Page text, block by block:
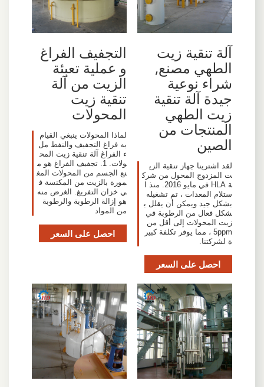
آلة تنقية زيت
الطهي مصنع,
شراء نوعية
جيدة آلة تنقية
زيت الطهي
المنتجات من
الصين
لقد اشترينا جهاز تنقية الزي
ت المزدوج المحول من شرك
ة HLA في مايو 2016. منذ ا
ستلام المعدات ، تم تشغيله
بشكل جيد ويمكن أن يقلل ب
شكل فعال من الرطوبة في
زيت المحولات إلى أقل من
5ppm ، مما يوفر تكلفة كبير
ة لشركتنا.
احصل على السعر
التجفيف الفراغ
و عملية تعبئة
الزيت من آلة
تنقية زيت
المحولات
لماذا المحولات ينبغي القيام
به فراغ التجفيف والنفط مل
ء الفراغ آلة تنقية زيت المح
ولات. 1. تجفيف الفراغ هو م
نع الجسم من المحولات المغ
مورة بالزيت من المكنسة ف
ي خزان التفريغ. الغرض منه
هو إزالة الرطوبة والرطوبة
من المواد
احصل على السعر